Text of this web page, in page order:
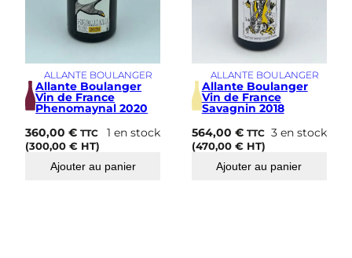
ALLANTE BOULANGER
Allante Boulanger
Vin de France
Phenomaynal 2020
360,00€ TTC
(300,00€ HT)
1 en stock
Ajouter au panier
ALLANTE BOULANGER
Allante Boulanger
Vin de France
Savagnin 2018
564,00 € TTC
(470,00 €HT)
3 en stock
Ajouter au panier